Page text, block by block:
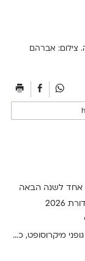
צילום: אברהם
שנחשף בארכיון של נינתו